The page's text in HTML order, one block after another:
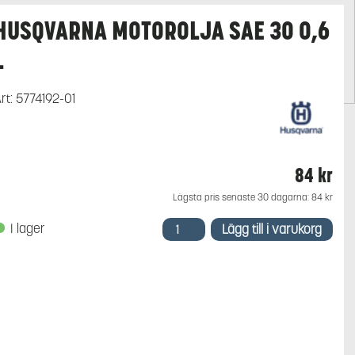
MOTOROLJA SAE 30 0,6
5774192-01
84 kr
Lägsta pris senaste 30 dagarna: 84 kr
I lager Husqvarna
motorolja Lägg till i varukorg